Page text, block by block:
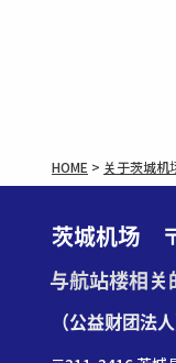
HOME > 关于茨城机
茨城机场
与航站楼相关
（公益财团法